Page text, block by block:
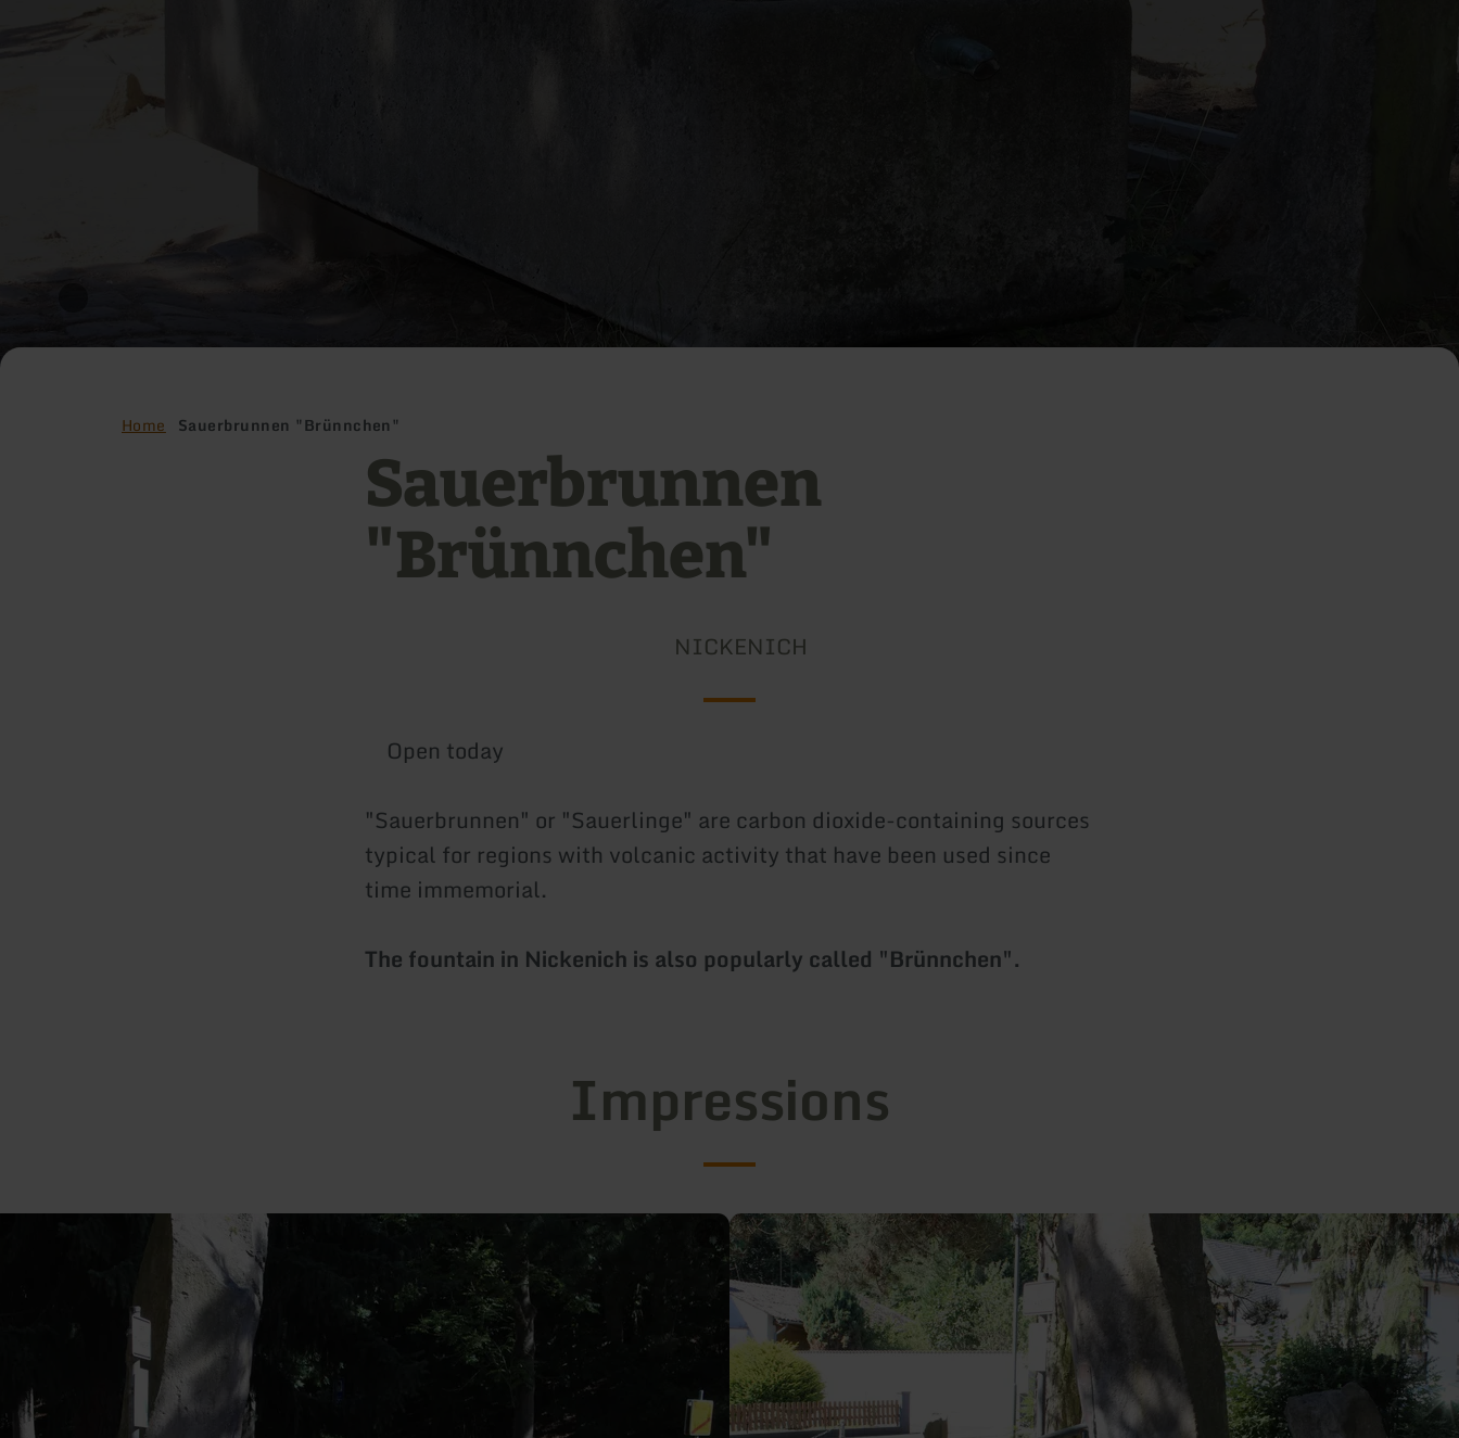
Home Sauerbrunnen "Brünnchen"
Sauerbrunnen
"Brünnchen"
NICKENICH
Open today
"Sauerbrunnen" or "Sauerlinge" are carbon dioxide-containing sources
typical for regions with volcanic activity that have been used since
time immemorial.
The fountain in Nickenich is also popularly called "Brünnchen".
Impressions